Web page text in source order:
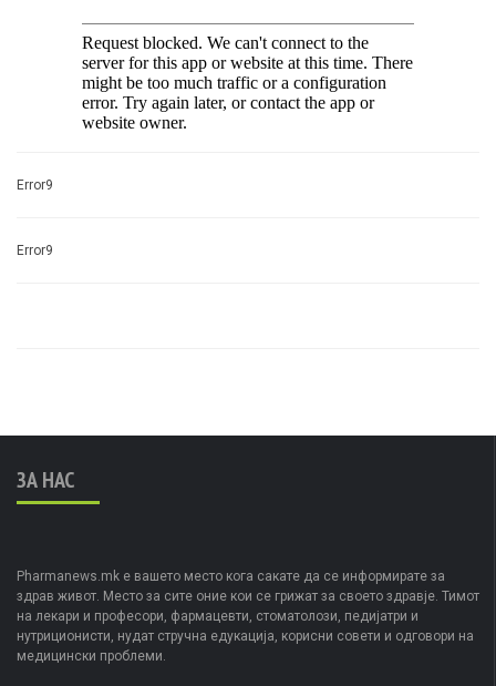
Error9
Error9
ЗА НАС
Pharmanews.mk е вашето место кога сакате да се информирате за
здрав живот. Место за сите оние кои се грижат за своето здравје. Тимот
на лекари и професори, фармацевти, стоматолози, педијатри и
нутриционисти, нудат стручна едукација, корисни совети и одговори на
медицински проблеми.